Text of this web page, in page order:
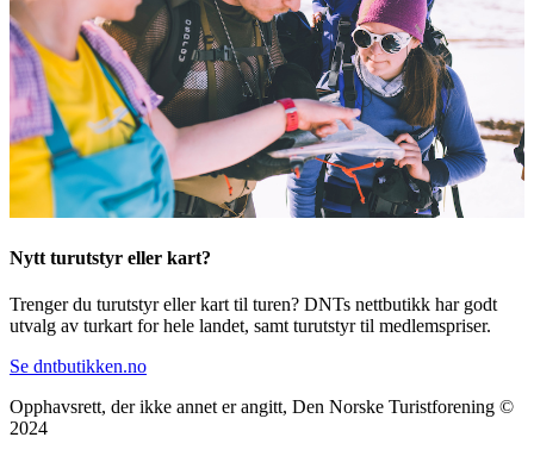
Nytt turutstyr eller kart?
Trenger du turutstyr eller kart til turen? DNTs nettbutikk har godt
utvalg av turkart for hele landet, samt turutstyr til medlemspriser.
Se dntbutikken.no
Opphavsrett, der ikke annet er angitt, Den Norske Turistforening ©
2024